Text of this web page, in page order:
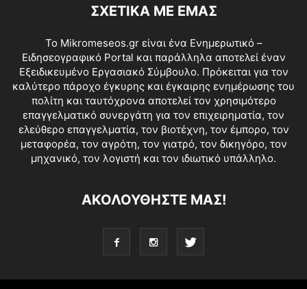
ΣΧΕΤΙΚΑ ΜΕ ΕΜΑΣ
Το Mikromeseos.gr είναι ένα Ενημερωτικό –
Ειδησεογραφικό Portal και παράλληλα αποτελεί έναν
Εξειδικευμένο Εργασιακό Σύμβουλο. Πρόκειται για τον
καλύτερο πάροχο έγκυρης και έγκαιρης ενημέρωσης του
πολίτη και ταυτόχρονα αποτελεί τον χρησιμότερο
επαγγελματικό συνεργάτη για τον επιχειρηματία, τον
ελεύθερο επαγγελματία, τον βιοτέχνη, τον έμπορο, τον
μεταφορέα, τον αγρότη, τον γιατρό, τον δικηγόρο, τον
μηχανικό, τον λογιστή και τον ιδιωτικό υπάλληλο.
ΑΚΟΛΟΥΘΗΣΤΕ ΜΑΣ!